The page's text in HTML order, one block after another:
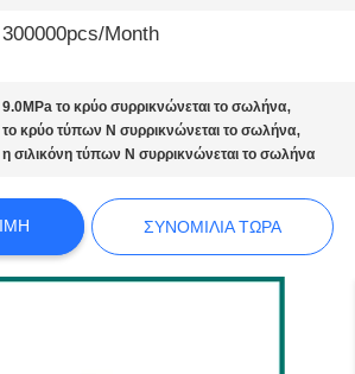
300000pcs/Month
9.0MPa το κρύο συρρικνώνεται το σωλήνα,
το κρύο τύπων Ν συρρικνώνεται το σωλήνα,
η σιλικόνη τύπων Ν συρρικνώνεται το σωλήνα
ΣΥΝΟΜΙΛΊΑ ΤΏΡΑ